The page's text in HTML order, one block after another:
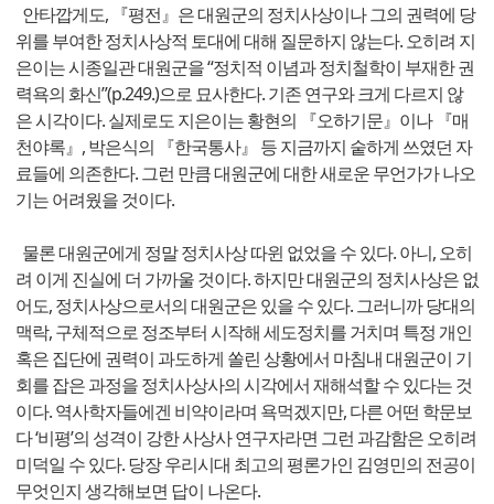
안타깝게도, 『평전』은 대원군의 정치사상이나 그의 권력에 당
위를 부여한 정치사상적 토대에 대해 질문하지 않는다. 오히려 지
은이는 시종일관 대원군을 “정치적 이념과 정치철학이 부재한 권
력욕의 화신”(p.249.)으로 묘사한다. 기존 연구와 크게 다르지 않
은 시각이다. 실제로도 지은이는 황현의 『오하기문』이나 『매
천야록』, 박은식의 『한국통사』 등 지금까지 숱하게 쓰였던 자
료들에 의존한다. 그런 만큼 대원군에 대한 새로운 무언가가 나오
기는 어려웠을 것이다.
물론 대원군에게 정말 정치사상 따윈 없었을 수 있다. 아니, 오히
려 이게 진실에 더 가까울 것이다. 하지만 대원군의 정치사상은 없
어도, 정치사상으로서의 대원군은 있을 수 있다. 그러니까 당대의
맥락, 구체적으로 정조부터 시작해 세도정치를 거치며 특정 개인
혹은 집단에 권력이 과도하게 쏠린 상황에서 마침내 대원군이 기
회를 잡은 과정을 정치사상사의 시각에서 재해석할 수 있다는 것
이다. 역사학자들에겐 비약이라며 욕먹겠지만, 다른 어떤 학문보
다 ‘비평’의 성격이 강한 사상사 연구자라면 그런 과감함은 오히려
미덕일 수 있다. 당장 우리시대 최고의 평론가인 김영민의 전공이
무엇인지 생각해보면 답이 나온다.